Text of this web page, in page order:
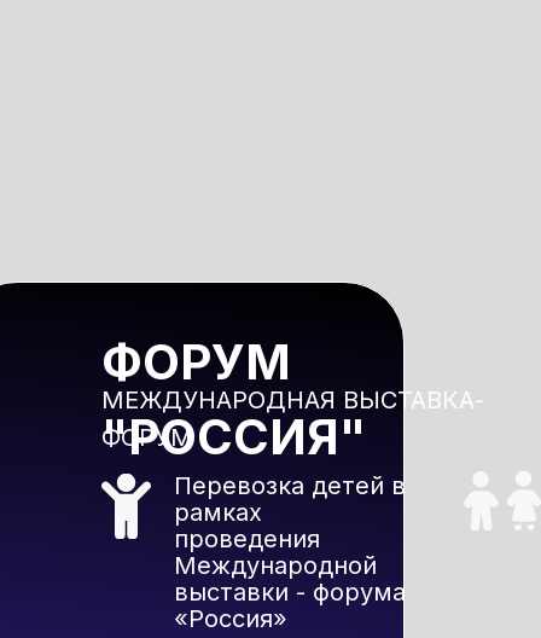
ФОРУМ
"РОССИЯ"
МЕЖДУНАРОДНАЯ ВЫСТАВКА-
ФОРУМ
Перевозка детей в
рамках
проведения
Международной
выставки - форума
«Россия»